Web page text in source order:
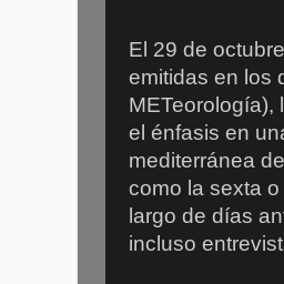
El 29 de
emitidas en los
el énfasis en
mediterránea
como la sexta
largo de días
incluso